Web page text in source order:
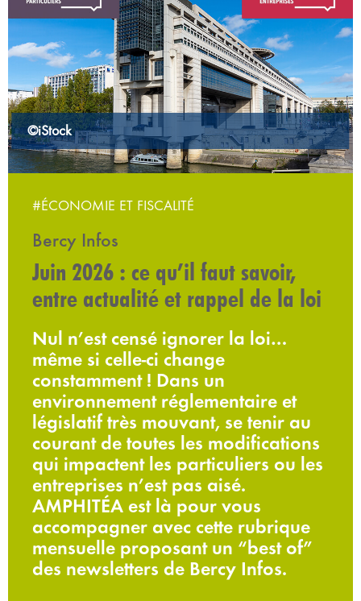
©iStock
#ÉCONOMIE ET FISCALITÉ
Bercy Infos
Juin 2026 : ce qu’il faut savoir,
entre actualité et rappel de la loi
Nul n’est censé ignorer la loi…
même si celle-ci change
constamment ! Dans un
environnement réglementaire et
législatif très mouvant, se tenir au
courant de toutes les modifications
qui impactent les particuliers ou les
entreprises n’est pas aisé.
AMPHITÉA est là pour vous
accompagner avec cette rubrique
mensuelle proposant un “best of”
des newsletters de Bercy Infos.